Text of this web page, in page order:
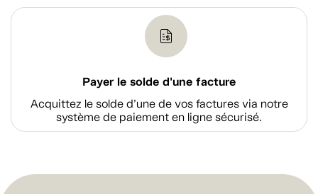
Payer le solde d'une facture
Acquittez le solde d’une de vos factures via notre
système de paiement en ligne sécurisé.